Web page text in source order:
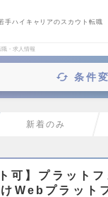
手ハイキャリアのスカウト転職
・求人情報
条件
新着のみ
可】プラット
Webプラット